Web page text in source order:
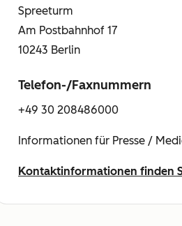
Spreeturm
Am Postbahnhof 17
10243 Berlin
Telefon-/Faxnummern
+49 30 208486000
Informationen für Presse /
Kontaktinformationen finden